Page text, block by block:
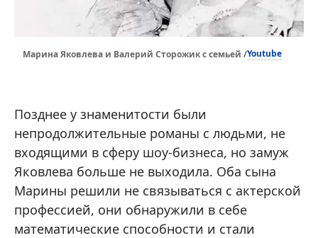
Марина Яковлева и Валерий Сторожик с семьей /Youtube
Позднее у знаменитости были
непродолжительные романы с людьми, не
входящими в сферу шоу-бизнеса, но замуж
Яковлева больше не выходила. Оба сына
Марины решили не связываться с актерской
профессией, они обнаружили в себе
математические способности и стали